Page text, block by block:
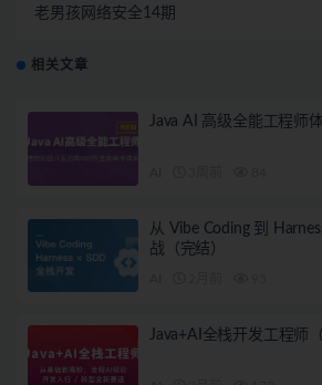
老男孩网络安全14期
相关文章
Java AI 高级全能工程师
从 Vibe Coding 到
战（完结）
Java+AI全栈开发工程师（